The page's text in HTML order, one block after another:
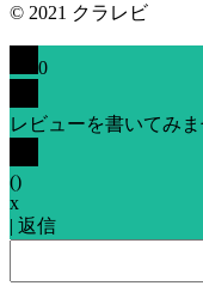
© 2021 クラレビ
0
レビューを書いてみ
()
x
| 返信